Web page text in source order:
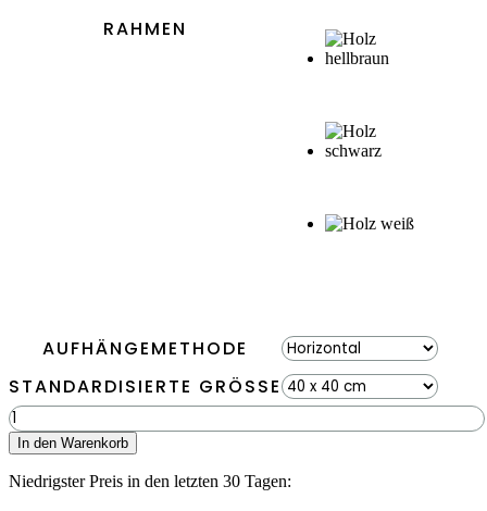
RAHMEN
AUFHÄNGEMETHODE
STANDARDISIERTE GRÖSSE
Moosbild
PFLANZEN
Acebo
PINK
Menge
In den Warenkorb
Niedrigster Preis in den letzten 30 Tagen: